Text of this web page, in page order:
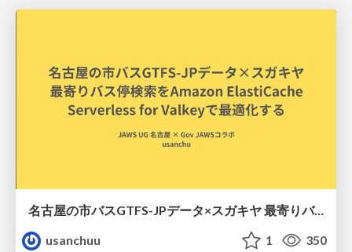
名古屋の市バスGTFS-JPデータ×スガキヤ 最寄りバス停検索をAmazon ElastiCache Serverless for Valkeyで最適化する
usanchuu
1 350